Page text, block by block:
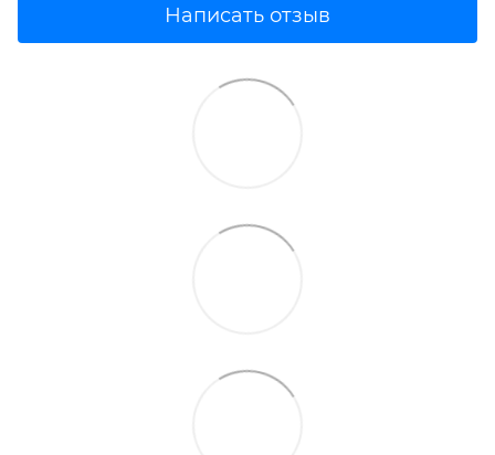
Написать отзыв